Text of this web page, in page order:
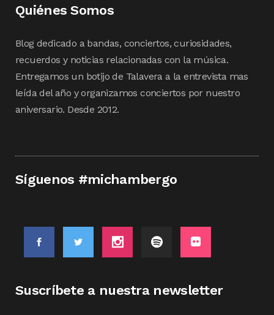
Quiénes Somos
Blog dedicado a bandas, conciertos, curiosidades,
recuerdos y noticias relacionadas con la música.
Entregamos un botijo de Talavera a la entrevista mas
leída del año y organizamos conciertos por nuestro
aniversario. Desde 2012.
Síguenos #michambergo
Suscríbete a nuestra newsletter